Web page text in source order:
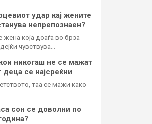
удар кај жените
непрепознаен?
жена која доаѓа во брза
чувствува…
никогаш не се мажат
деца се најсреќни
таа се мажи како
сон се доволни по